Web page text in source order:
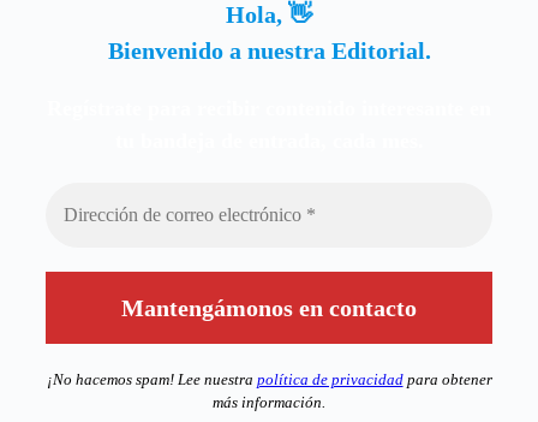
Hola, 👋
Bienvenido a nuestra Editorial.
¡No hacemos spam! Lee nuestra política de privacidadpara obtener
más información.